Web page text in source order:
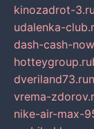
kinozadrot-3.ru
udalenka-
dash-cash-
hotteygroup.ru
dveriland73.ru
vrema-
nike-air-max-